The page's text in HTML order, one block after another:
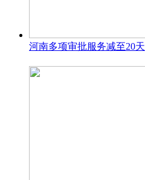
河南多项审批服务减至20天